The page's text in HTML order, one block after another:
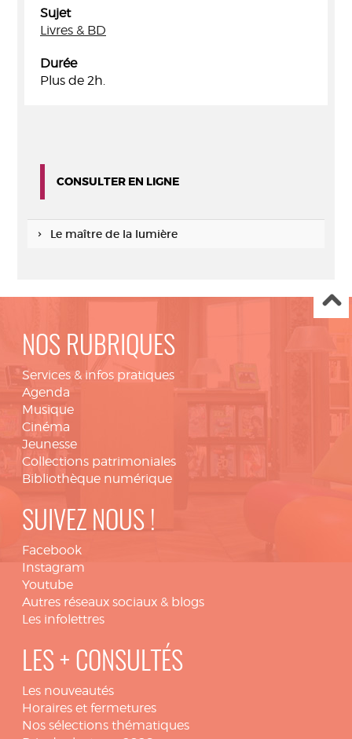
Sujet
Livres & BD
Durée
Plus de 2h.
CONSULTER EN LIGNE
Le maître de la lumière
NOS RUBRIQUES
Services & infos pratiques
Agenda
Musique
Cinéma
Jeunesse
Collections patrimoniales
Bibliothèque numérique
SUIVEZ NOUS !
Facebook
Instagram
Youtube
Autres réseaux sociaux & blogs
Les infolettres
LES + CONSULTÉS
Les nouveautés
Horaires et fermetures
Nos sélections thématiques